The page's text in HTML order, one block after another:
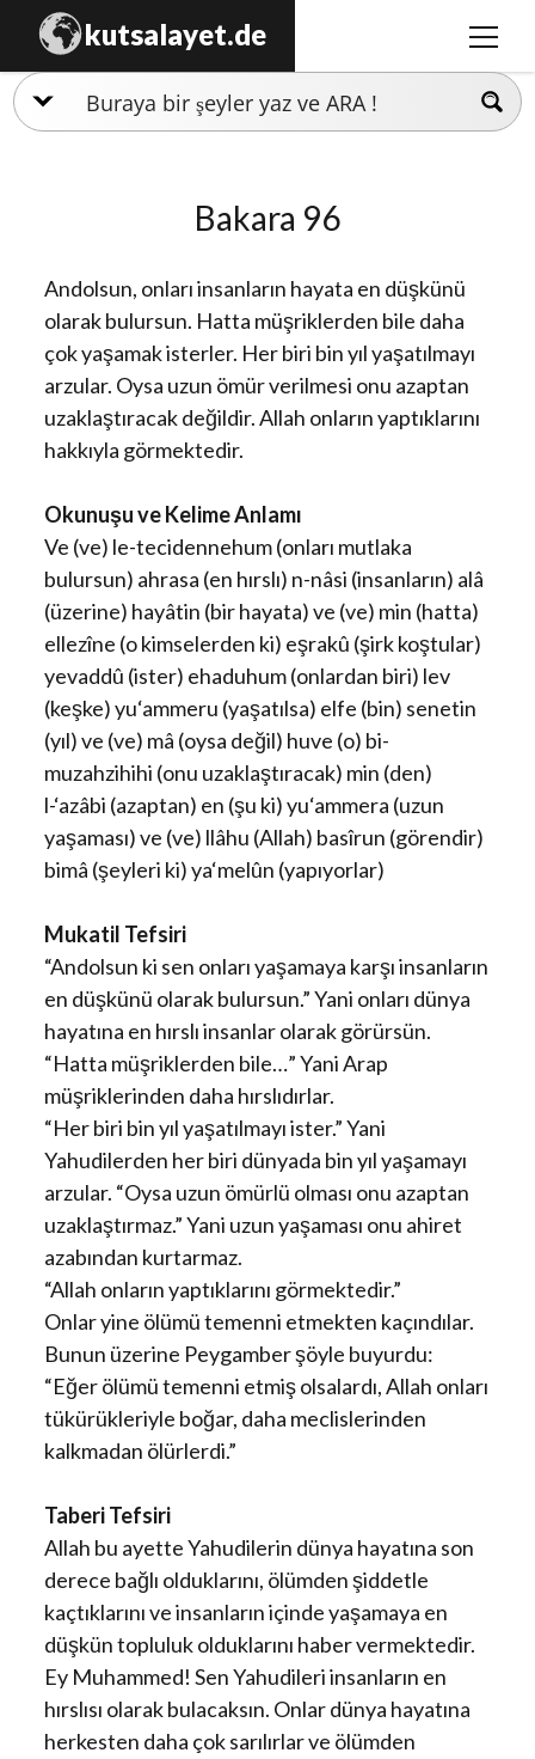
kutsalayet.de
menüyü
İslamiyet
Ezidilik
Hinduizm
Bakara 96
Andolsun, onları insanların hayata en düşkünü
olarak bulursun. Hatta müşriklerden bile daha
çok yaşamak isterler. Her biri bin yıl yaşatılmayı
arzular. Oysa uzun ömür verilmesi onu azaptan
uzaklaştıracak değildir. Allah onların yaptıklarını
hakkıyla görmektedir.
Okunuşu ve Kelime Anlamı
Ve (ve) le-tecidennehum (onları mutlaka
bulursun) ahrasa (en hırslı) n-nâsi (insanların) alâ
(üzerine) hayâtin (bir hayata) ve (ve) min (hatta)
ellezîne (o kimselerden ki) eşrakû (şirk koştular)
yevaddû (ister) ehaduhum (onlardan biri) lev
(keşke) yu‘ammeru (yaşatılsa) elfe (bin) senetin
(yıl) ve (ve) mâ (oysa değil) huve (o) bi-
muzahzihihi (onu uzaklaştıracak) min (den)
l-‘azâbi (azaptan) en (şu ki) yu‘ammera (uzun
yaşaması) ve (ve) llâhu (Allah) basîrun (görendir)
bimâ (şeyleri ki) ya‘melûn (yapıyorlar)
Mukatil Tefsiri
“Andolsun ki sen onları yaşamaya karşı insanların
en düşkünü olarak bulursun.” Yani onları dünya
hayatına en hırslı insanlar olarak görürsün.
“Hatta müşriklerden bile…” Yani Arap
müşriklerinden daha hırslıdırlar.
“Her biri bin yıl yaşatılmayı ister.” Yani
Yahudilerden her biri dünyada bin yıl yaşamayı
arzular. “Oysa uzun ömürlü olması onu azaptan
uzaklaştırmaz.” Yani uzun yaşaması onu ahiret
azabından kurtarmaz.
“Allah onların yaptıklarını görmektedir.”
Onlar yine ölümü temenni etmekten kaçındılar.
Bunun üzerine Peygamber şöyle buyurdu:
“Eğer ölümü temenni etmiş olsalardı, Allah onları
tükürükleriyle boğar, daha meclislerinden
kalkmadan ölürlerdi.”
Taberi Tefsiri
Allah bu ayette Yahudilerin dünya hayatına son
derece bağlı olduklarını, ölümden şiddetle
kaçtıklarını ve insanların içinde yaşamaya en
düşkün topluluk olduklarını haber vermektedir.
Ey Muhammed! Sen Yahudileri insanların en
hırslısı olarak bulacaksın. Onlar dünya hayatına
herkesten daha çok sarılırlar ve ölümden